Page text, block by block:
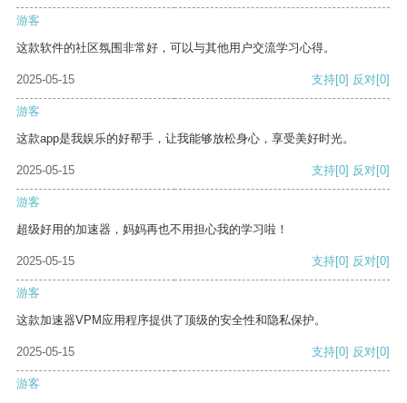
游客
这款软件的社区氛围非常好，可以与其他用户交流学习心得。
2025-05-15 支持[0] 反对[0]
游客
这款app是我娱乐的好帮手，让我能够放松身心，享受美好时光。
2025-05-15 支持[0] 反对[0]
游客
超级好用的加速器，妈妈再也不用担心我的学习啦！
2025-05-15 支持[0] 反对[0]
游客
这款加速器VPM应用程序提供了顶级的安全性和隐私保护。
2025-05-15 支持[0] 反对[0]
游客